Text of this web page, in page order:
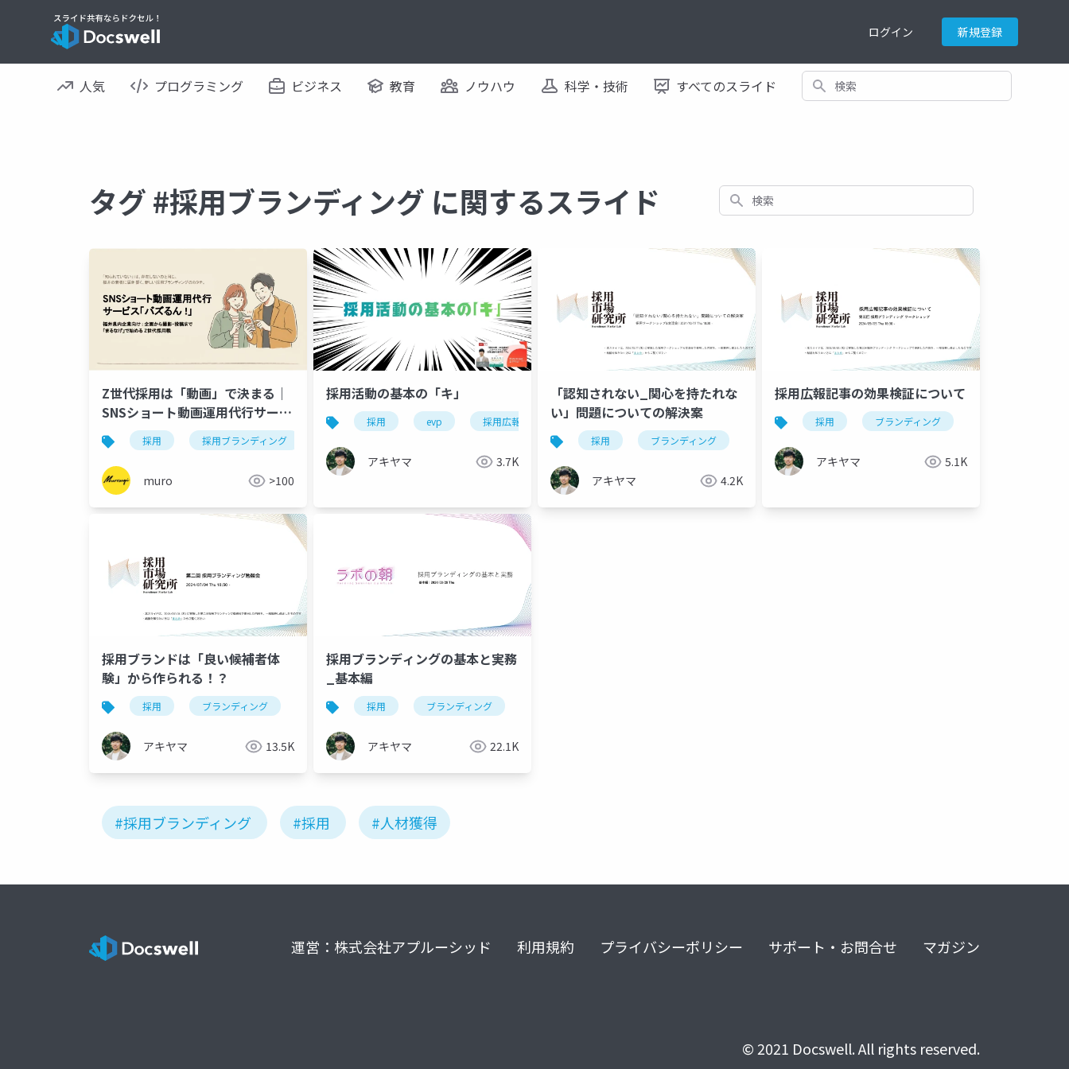
ログイン 新規登録
人気 プログラミング ビジネス 教育 ノウハウ 科学・技術 すべてのスライド 検索
タグ #採用ブランディング に関するスライド 検索
Z世代採用は「動画」で決まる｜
SNSショート動画運用代行サービ
ス「バズるん！」
採用 採用ブランディング youtube shorts instagram tiktok
muro >100
採用活動の基本の「キ」
採用 evp 採用広報 候補者体験 面接 オンボーディング 採用要件
アキヤマ 3.7K
「認知されない_関心を持たれな
い」問題についての解決案
採用 ブランディング
アキヤマ 4.2K
採用広報記事の効果検証について
採用 ブランディング
アキヤマ 5.1K
採用ブランドは「良い候補者体
験」から作られる！？
採用 ブランディング 候補者体験
アキヤマ 13.5K
採用ブランディングの基本と実務
_基本編
採用 ブランディング
アキヤマ 22.1K
#採用ブランディング #採用 #人材獲得
運営：株式会社アプルーシッド 利用規約 プライバシーポリシー サポート・お問合せ マガジン
© 2021 Docswell. All rights reserved.